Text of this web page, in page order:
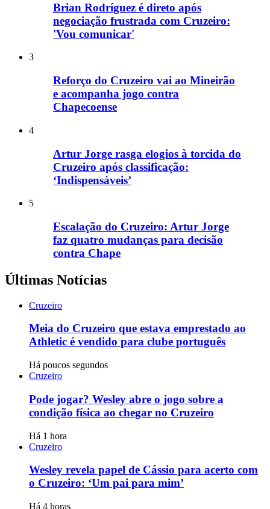
Brian Rodríguez é direto após
negociação frustrada com Cruzeiro:
'Vou comunicar'
3
Reforço do Cruzeiro vai ao Mineirão
e acompanha jogo contra
Chapecoense
4
Artur Jorge rasga elogios à torcida do
Cruzeiro após classificação:
‘Indispensáveis’
5
Escalação do Cruzeiro: Artur Jorge
faz quatro mudanças para decisão
contra Chape
Últimas Notícias
Cruzeiro
Meia do Cruzeiro que estava emprestado ao
Athletic é vendido para clube português
Há poucos segundos
Cruzeiro
Pode jogar? Wesley abre o jogo sobre a
condição física ao chegar no Cruzeiro
Há 1 hora
Cruzeiro
Wesley revela papel de Cássio para acerto com
o Cruzeiro: ‘Um pai para mim’
Há 4 horas